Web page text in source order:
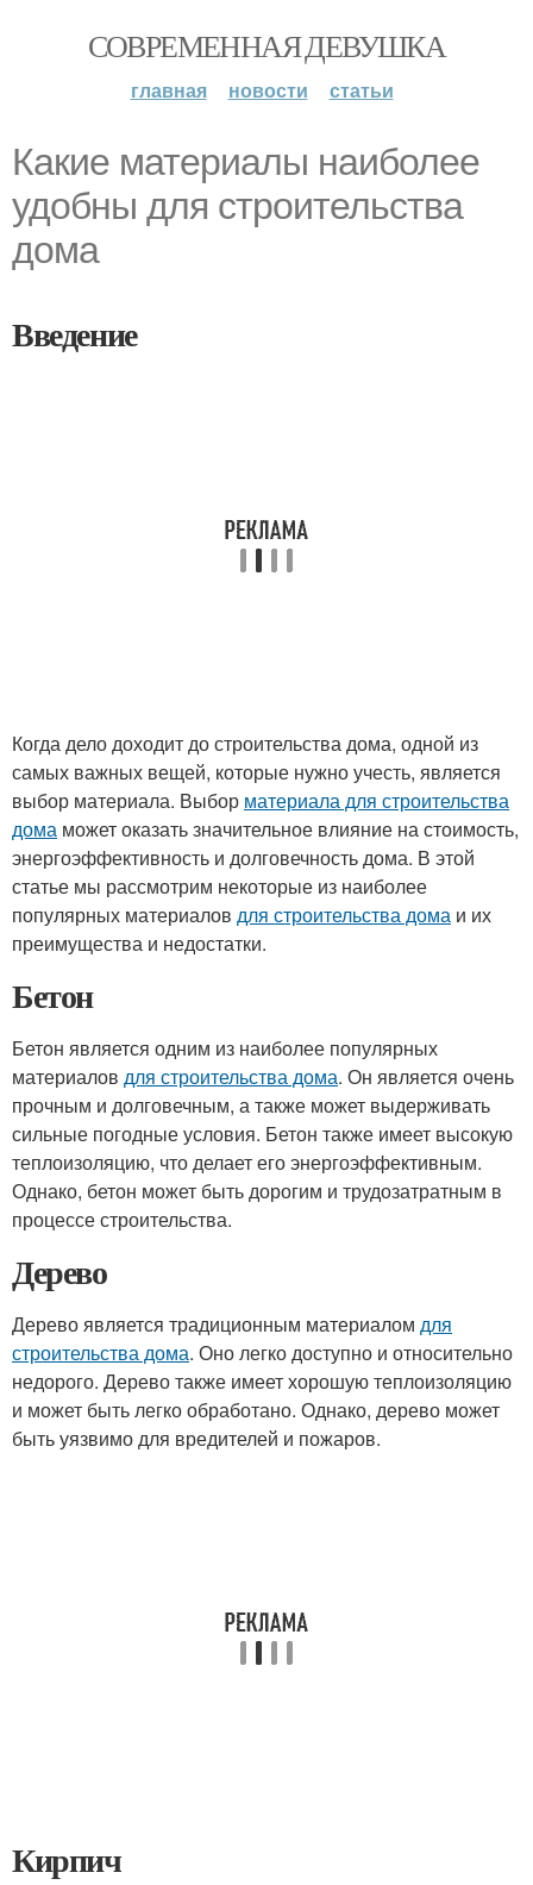
СОВРЕМЕННАЯ ДЕВУШКА
главная новости статьи
Какие материалы наиболее
удобны для строительства
дома
Введение
Когда дело доходит до строительства дома, одной из
самых важных вещей, которые нужно учесть, является
выбор материала. Выбор материала для строительства
дома может оказать значительное влияние на стоимость,
энергоэффективность и долговечность дома. В этой
статье мы рассмотрим некоторые из наиболее
популярных материалов для строительства дома и их
преимущества и недостатки.
Бетон
Бетон является одним из наиболее популярных
материалов для строительства дома. Он является очень
прочным и долговечным, а также может выдерживать
сильные погодные условия. Бетон также имеет высокую
теплоизоляцию, что делает его энергоэффективным.
Однако, бетон может быть дорогим и трудозатратным в
процессе строительства.
Дерево
Дерево является традиционным материалом для
строительства дома. Оно легко доступно и относительно
недорого. Дерево также имеет хорошую теплоизоляцию
и может быть легко обработано. Однако, дерево может
быть уязвимо для вредителей и пожаров.
Кирпич